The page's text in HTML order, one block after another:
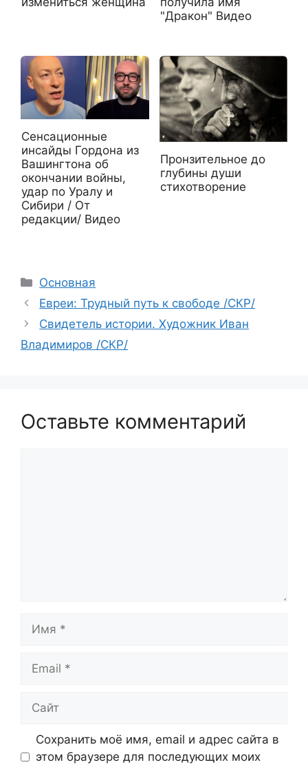
"Дракон" Видео
Сенсационные
инсайды Гордона из
Вашингтона об
окончании войны,
удар по Уралу и
Сибири / От
редакции/ Видео
Пронзительное до
глубины души
стихотворение
Рубрики
Основная
Евреи: Трудный путь к свободе /СКР/
Свидетель истории. Художник Иван
Владимиров /СКР/
Оставьте комментарий
Имя
Email
Сайт
Сохранить моё имя, email и адрес сайта в
этом браузере для последующих моих